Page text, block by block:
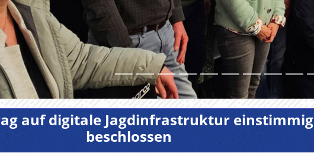
auf digitale Jagdinfrastruktur einstimmig
beschlossen